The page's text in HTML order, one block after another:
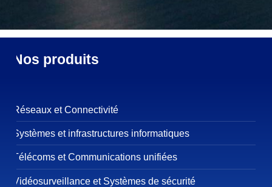
Nos produits
Réseaux et Connectivité
Systèmes et infrastructures informatiques
Télécoms et Communications unifiées
Vidéosurveillance et Systèmes de sécurité